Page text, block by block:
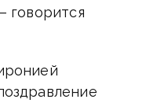
говорится